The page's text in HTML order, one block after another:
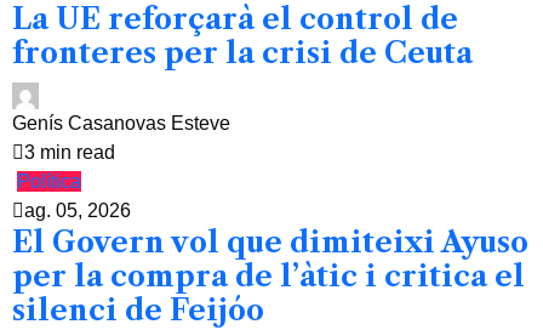
La UE reforçarà el control de
fronteres per la crisi de Ceuta
Genís Casanovas Esteve
3 min read
Política
ag. 05, 2026
El Govern vol que dimiteixi Ayuso
per la compra de l’àtic i critica el
silenci de Feijóo